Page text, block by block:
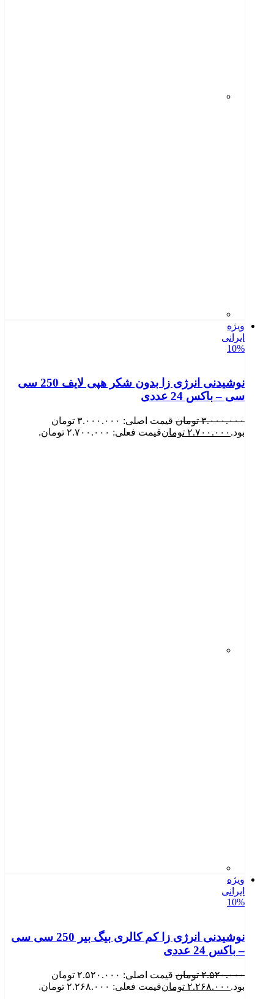
ویژه
ایرانی
10%
نوشیدنی انرژی زا بدون شکر هپی لایف 250 سی
سی – باکس 24 عددی
۳.۰۰۰.۰۰۰ تومان
قیمت اصلی: ۳.۰۰۰.۰۰۰ تومان
بود. ۲.۷۰۰.۰۰۰ تومانقیمت فعلی: ۲.۷۰۰.۰۰۰ تومان.
ویژه
ایرانی
10%
نوشیدنی انرژی زا کم کالری بیگ بیر 250 سی سی
– باکس 24 عددی
۲.۵۲۰.۰۰۰ تومان
قیمت اصلی: ۲.۵۲۰.۰۰۰ تومان
بود. ۲.۲۶۸.۰۰۰ تومانقیمت فعلی: ۲.۲۶۸.۰۰۰ تومان.